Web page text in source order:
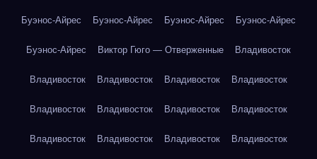
Буэнос-Айрес Буэнос-Айрес Буэнос-Айрес Буэнос-Айрес
Буэнос-Айрес Виктор Гюго — Отверженные Владивосток
Владивосток Владивосток Владивосток Владивосток
Владивосток Владивосток Владивосток Владивосток
Владивосток Владивосток Владивосток Владивосток